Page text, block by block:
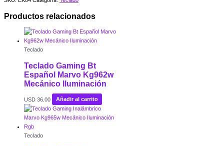
Productos relacionados
Teclado
Teclado Gaming Bt
Español Marvo Kg962w
Mecánico Iluminación
USD 36.00 Añadir al carrito
Teclado